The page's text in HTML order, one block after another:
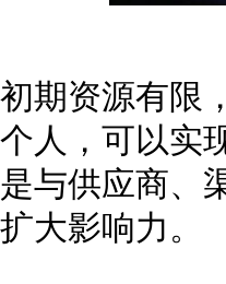
初期资源有限
个人，可以实
是与供应商、
扩大影响力。